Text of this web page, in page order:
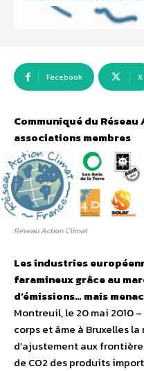
Facebook X
Communiqué du
associations membres
Réseau Action Climat
Les industries
faramineux grâce au
d’émissions… mais
Montreuil, le 20 mai 2010
corps et âme à Bruxelles
d’ajustement aux
de CO2 des produits